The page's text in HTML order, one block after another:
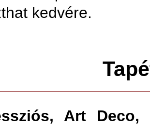
kedvére.
Art